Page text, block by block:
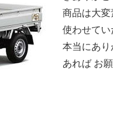
商品は大
使わせて
本当にあ
あれば お